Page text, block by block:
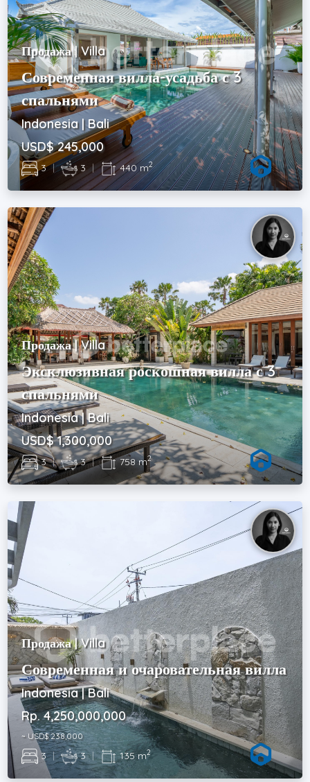
Продажа | Villa
Современная вилла-усадьба с 3
спальнями
Indonesia | Bali
USD$ 245,000
3 | 3 | 440 m2
Продажа | Villa
Эксклюзивная роскошная вилла с 3
спальнями
Indonesia | Bali
USD$ 1,300,000
3 | 3 | 758 m2
Продажа | Villa
Современная и очаровательная вилла
Indonesia | Bali
Rp. 4,250,000,000
~ USD$ 238,000
3 | 3 | 135 m2